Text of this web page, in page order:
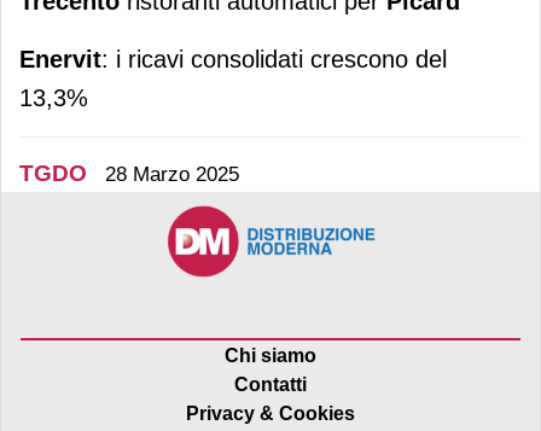
Enervit: i ricavi consolidati crescono del
13,3%
TGDO 28 Marzo 2025
Chi siamo
Contatti
Privacy & Cookies